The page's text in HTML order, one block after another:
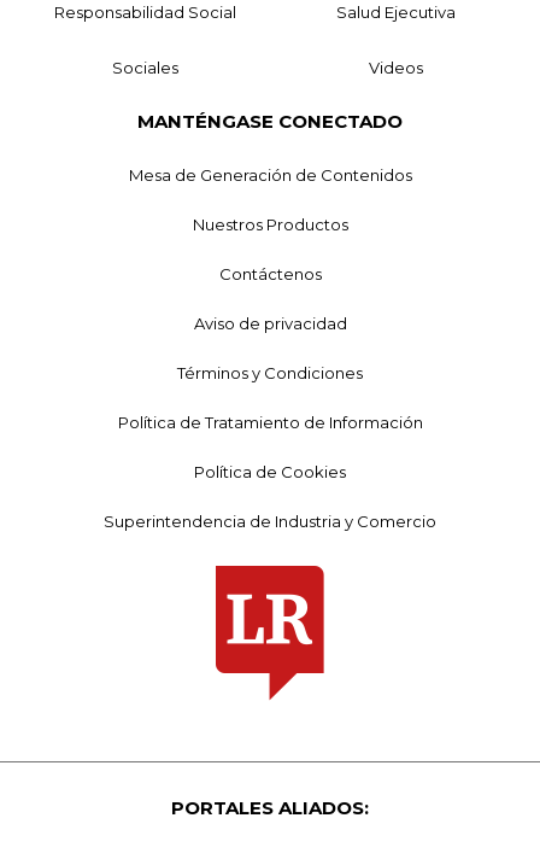
Responsabilidad Social Salud Ejecutiva
Sociales Videos
MANTÉNGASE CONECTADO
Mesa de Generación de Contenidos
Nuestros Productos
Contáctenos
Aviso de privacidad
Términos y Condiciones
Política de Tratamiento de Información
Política de Cookies
Superintendencia de Industria y Comercio
PORTALES ALIADOS: